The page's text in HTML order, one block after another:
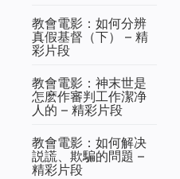
教會電影：如何分辨
真假基督（下） – 精
彩片段
教會電影：神末世是
怎麽作審判工作潔净
人的 – 精彩片段
教會電影：如何解决
説謊、欺騙的問題 –
精彩片段